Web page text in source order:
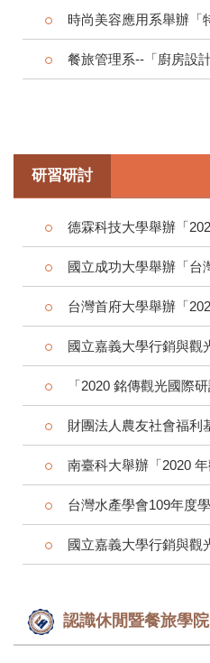
研習研討
認識休閒暨餐旅學院